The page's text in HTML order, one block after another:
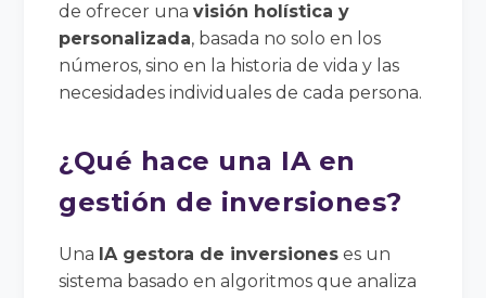
de ofrecer unavisión holística y
personalizada, basada no solo en los
números, sino en la historia de vida y las
necesidades individuales de cada persona.
¿Qué hace una IA en
gestión de inversiones?
Una IA gestora de inversiones es un
sistema basado en algoritmos que analiza